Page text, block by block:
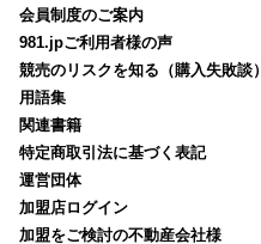
会員制度のご案内
981.jpご利用者様の声
競売のリスクを知る（購入失敗談）
用語集
関連書籍
特定商取引法に基づく表記
運営団体
加盟店ログイン
加盟をご検討の不動産会社様